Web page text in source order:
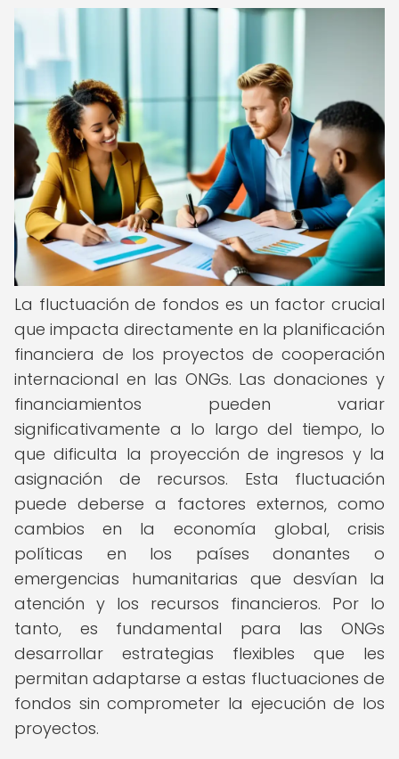
La fluctuación de fondos es un factor crucial
que impacta directamente en la planificación
financiera de los proyectos de cooperación
internacional en las ONGs. Las donaciones y
financiamientos pueden variar
significativamente a lo largo del tiempo, lo
que dificulta la proyección de ingresos y la
asignación de recursos. Esta fluctuación
puede deberse a factores externos, como
cambios en la economía global, crisis
políticas en los países donantes o
emergencias humanitarias que desvían la
atención y los recursos financieros. Por lo
tanto, es fundamental para las ONGs
desarrollar estrategias flexibles que les
permitan adaptarse a estas fluctuaciones de
fondos sin comprometer la ejecución de los
proyectos.